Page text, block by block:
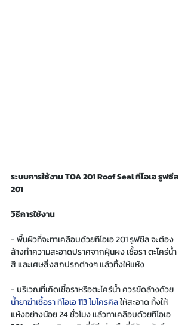
ระบบการใช้งาน TOA 201 Roof Seal ทีโอเอ รูฟซีล
201
วิธีการใช้งาน
- พื้นผิวที่จะทาเคลือบด้วยทีโอเอ 201 รูฟซีล จะต้อง
ล้างทำความสะอาดปราศจากฝุ่นผง เชื้อรา ตะไคร่น้ำ
สี และเศษสิ่งสกปรกต่างๆ แล้วทิ้งให้แห้ง
- บริเวณที่เกิดเชื้อราหรือตะไคร่น้ำ ควรขัดล้างด้วย
น้ำยาฆ่าเชื้อรา ทีโอเอ 113 ไมโครคิล ให้สะอาด ทิ้งให้
แห้งอย่างน้อย 24 ชั่วโมง แล้วทาเคลือบด้วยทีโอเอ